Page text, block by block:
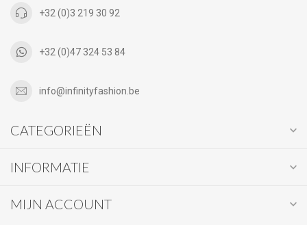
+32 (0)3 219 30 92
+32 (0)47 324 53 84
info@infinityfashion.be
CATEGORIEËN
INFORMATIE
MIJN ACCOUNT